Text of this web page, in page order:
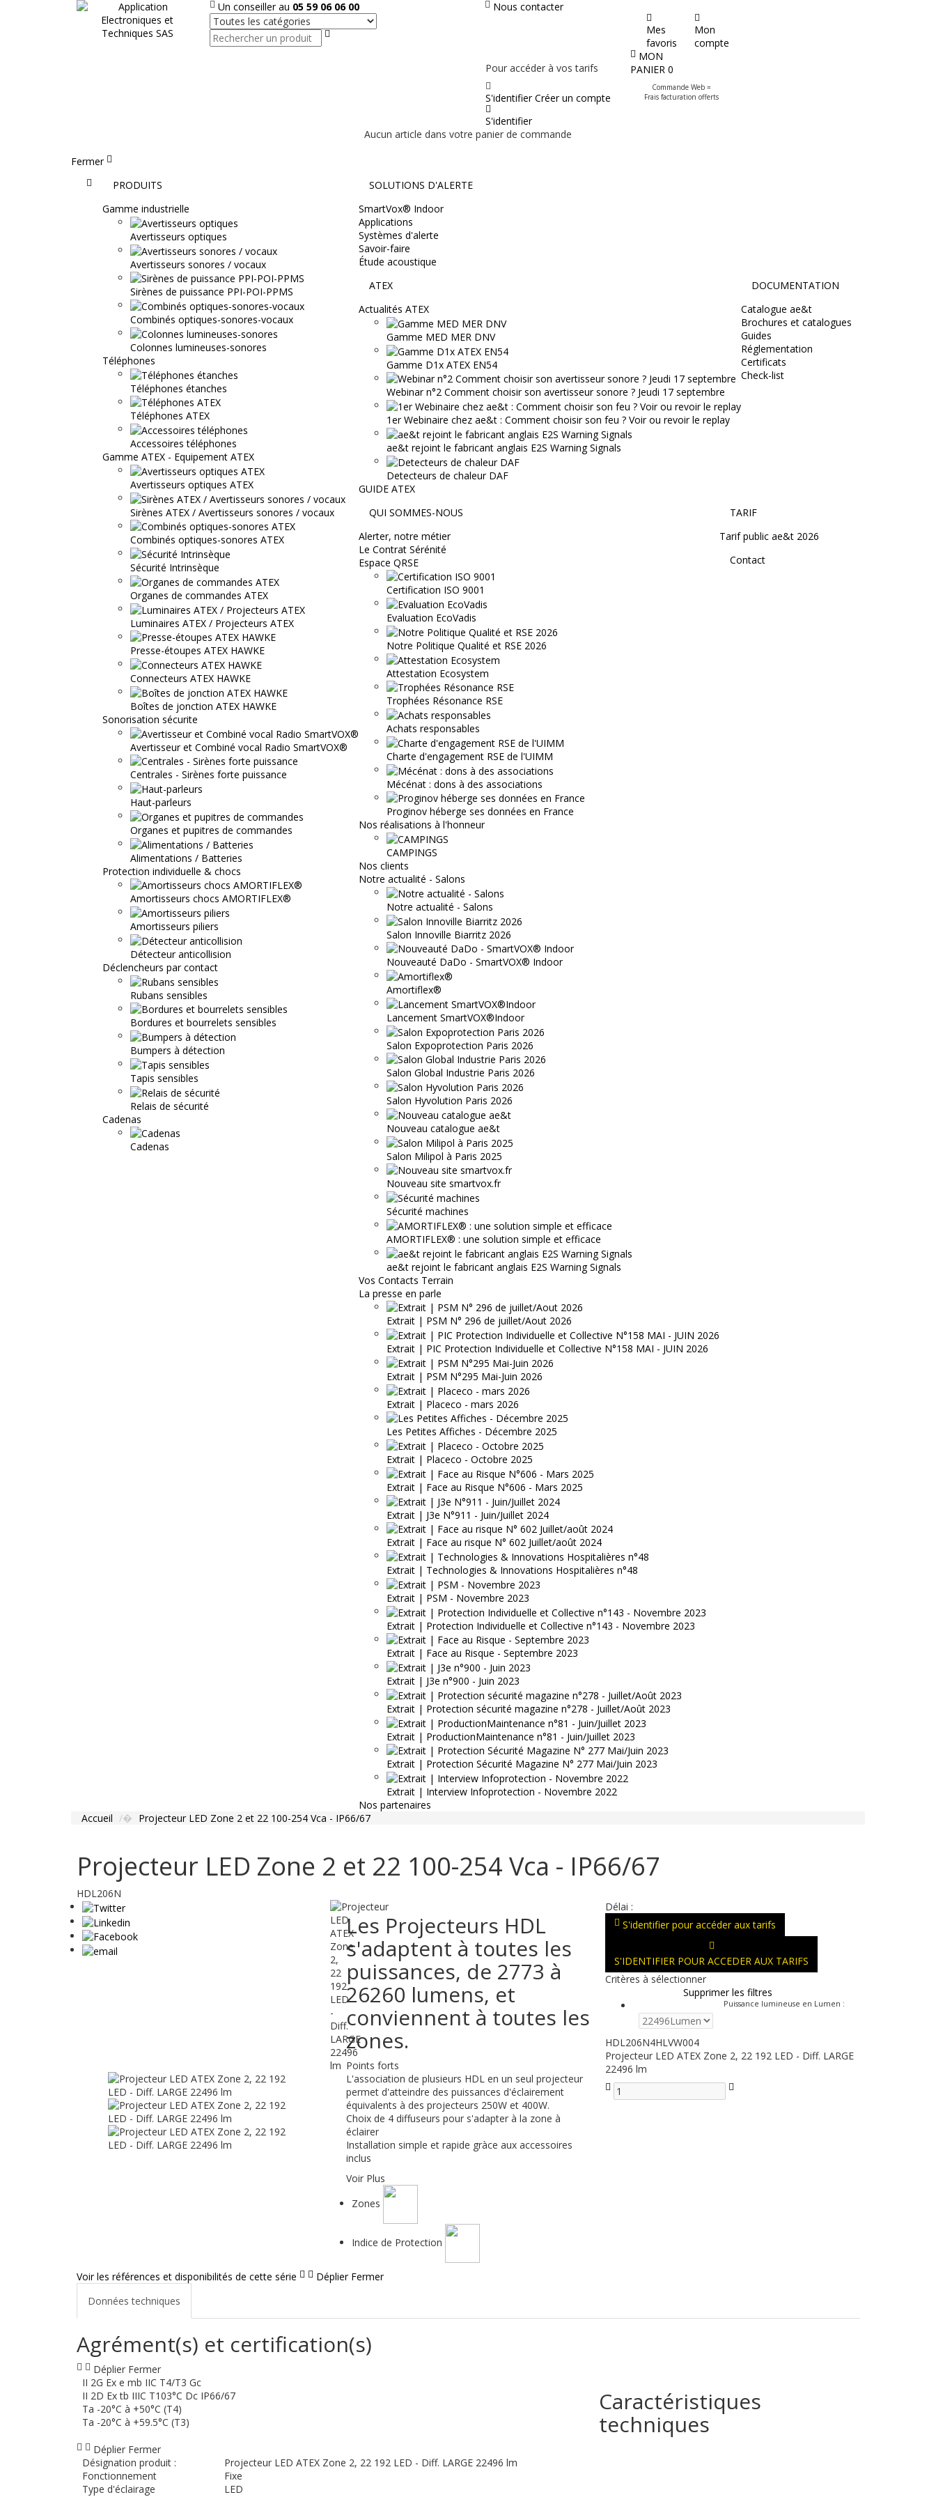
Un conseiller au 05 59 06 06 00 Nous contacter
Rechercher
Mes
favoris
Mon
compte
Pour accéder à vos tarifs
S'identifierCréer un compte
S'identifier
MON
PANIER 0
Commande Web =
Frais facturation offerts
Aucun article dans votre panier de commande
Fermer
AccueilPRODUITS
Gamme industrielle
Avertisseurs optiques
Avertisseurs sonores / vocaux
Sirènes de puissance PPI-POI-PPMS
Combinés optiques-sonores-vocaux
Colonnes lumineuses-sonores
Téléphones
Téléphones étanches
Téléphones ATEX
Accessoires téléphones
Gamme ATEX - Equipement ATEX
Avertisseurs optiques ATEX
Sirènes ATEX / Avertisseurs sonores / vocaux
Combinés optiques-sonores ATEX
Sécurité Intrinsèque
Organes de commandes ATEX
Luminaires ATEX / Projecteurs ATEX
Presse-étoupes ATEX HAWKE
Connecteurs ATEX HAWKE
Boîtes de jonction ATEX HAWKE
Sonorisation sécurite
Avertisseur et Combiné vocal Radio SmartVOX®
Centrales - Sirènes forte puissance
Haut-parleurs
Organes et pupitres de commandes
Alimentations / Batteries
Protection individuelle & chocs
Amortisseurs chocs AMORTIFLEX®
Amortisseurs piliers
Détecteur anticollision
Déclencheurs par contact
Rubans sensibles
Bordures et bourrelets sensibles
Bumpers à détection
Tapis sensibles
Relais de sécurité
Cadenas
Cadenas
SOLUTIONS D'ALERTE
SmartVox® Indoor
Applications
Systèmes d'alerte
Savoir-faire
Étude acoustique
ATEX
Actualités ATEX
Gamme MED MER DNV
Gamme D1x ATEX EN54
Webinar n°2 Comment choisir son avertisseur sonore ? Jeudi 17 septembre
1er Webinaire chez ae&t : Comment choisir son feu ? Voir ou revoir le replay
ae&t rejoint le fabricant anglais E2S Warning Signals
Detecteurs de chaleur DAF
GUIDE ATEX
DOCUMENTATION
Catalogue ae&t
Brochures et catalogues
Guides
Réglementation
Certificats
Check-list
QUI SOMMES-NOUS
Alerter, notre métier
Le Contrat Sérénité
Espace QRSE
Certification ISO 9001
Evaluation EcoVadis
Notre Politique Qualité et RSE 2026
Attestation Ecosystem
Trophées Résonance RSE
Achats responsables
Charte d'engagement RSE de l'UIMM
Mécénat : dons à des associations
Proginov héberge ses données en France
Nos réalisations à l'honneur
CAMPINGS
Nos clients
Notre actualité - Salons
Notre actualité - Salons
Salon Innoville Biarritz 2026
Nouveauté DaDo - SmartVOX® Indoor
Amortiflex®
Lancement SmartVOX®Indoor
Salon Expoprotection Paris 2026
Salon Global Industrie Paris 2026
Salon Hyvolution Paris 2026
Nouveau catalogue ae&t
Salon Milipol à Paris 2025
Nouveau site smartvox.fr
Sécurité machines
AMORTIFLEX® : une solution simple et efficace
ae&t rejoint le fabricant anglais E2S Warning Signals
Vos Contacts Terrain
La presse en parle
Extrait | PSM N° 296 de juillet/Aout 2026
Extrait | PIC Protection Individuelle et Collective N°158 MAI - JUIN 2026
Extrait | PSM N°295 Mai-Juin 2026
Extrait | Placeco - mars 2026
Les Petites Affiches - Décembre 2025
Extrait | Placeco - Octobre 2025
Extrait | Face au Risque N°606 - Mars 2025
Extrait | J3e N°911 - Juin/Juillet 2024
Extrait | Face au risque N° 602 Juillet/août 2024
Extrait | Technologies & Innovations Hospitalières n°48
Extrait | PSM - Novembre 2023
Extrait | Protection Individuelle et Collective n°143 - Novembre 2023
Extrait | Face au Risque - Septembre 2023
Extrait | J3e n°900 - Juin 2023
Extrait | Protection sécurité magazine n°278 - Juillet/Août 2023
Extrait | ProductionMaintenance n°81 - Juin/Juillet 2023
Extrait | Protection Sécurité Magazine N° 277 Mai/Juin 2023
Extrait | Interview Infoprotection - Novembre 2022
Nos partenaires
TARIF
Tarif public ae&t 2026
Contact
Accueil Projecteur LED Zone 2 et 22 100-254 Vca - IP66/67
Projecteur LED Zone 2 et 22 100-254 Vca - IP66/67
HDL206N
Les Projecteurs HDL
s'adaptent à toutes les
puissances, de 2773 à
26260 lumens, et
conviennent à toutes les
zones.
Points forts
L'association de plusieurs HDL en un seul projecteur
permet d'atteindre des puissances d'éclairement
équivalents à des projecteurs 250W et 400W.
Choix de 4 diffuseurs pour s'adapter à la zone à
éclairer
Installation simple et rapide gràce aux accessoires
inclus
Voir Plus
Zones
Indice de Protection
Délai :
S'identifier pour accéder aux tarifs
S'IDENTIFIER POUR ACCEDER AUX TARIFS
Critères à sélectionner
Supprimer les filtres
Puissance lumineuse en Lumen :
HDL206N4HLVW004
Projecteur LED ATEX Zone 2, 22 192 LED - Diff. LARGE
22496 lm
Voir les références et disponibilités de cette série Déplier Fermer
Données techniques
Agrément(s) et certification(s)
Déplier Fermer
II 2G Ex e mb IIC T4/T3 Gc
II 2D Ex tb IIIC T103°C Dc IP66/67
Ta -20°C à +50°C (T4)
Ta -20°C à +59.5°C (T3)
Caractéristiques
techniques
Déplier Fermer
Désignation produit :
Projecteur LED ATEX Zone 2, 22 192 LED - Diff. LARGE 22496 lm
Fonctionnement
Fixe
Type d'éclairage
LED